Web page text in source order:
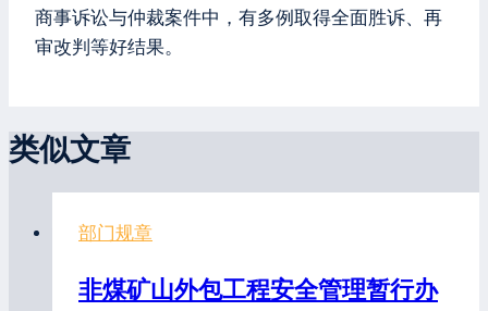
商事诉讼与仲裁案件中，有多例取得全面胜诉、再
审改判等好结果。
类似文章
部门规章
非煤矿山外包工程安全管理暂行办